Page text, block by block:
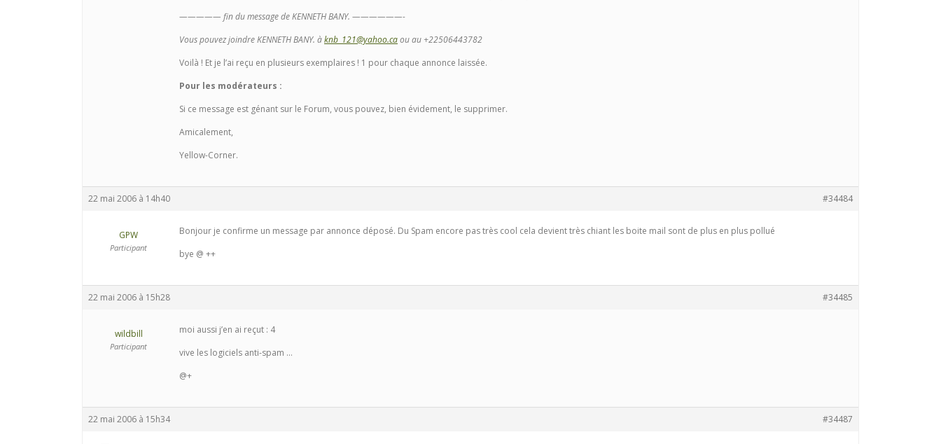
————— fin du message de KENNETH BANY. ——————-
Vous pouvez joindre KENNETH BANY. àknb_121@yahoo.caou au +22506443782
Voilà ! Et je l’ai reçu en plusieurs exemplaires ! 1 pour chaque annonce laissée.
Pour les modérateurs :
Si ce message est génant sur le Forum, vous pouvez, bien évidement, le supprimer.
Amicalement,
Yellow-Corner.
22 mai 2006 à 14h40 #34484
GPW
Participant
Bonjour je confirme un message par annonce déposé. Du Spam encore pas très cool cela devient très chiant les boite mail sont de plus en plus pollué
bye @ ++
22 mai 2006 à 15h28 #34485
wildbill
Participant
moi aussi j’en ai reçut : 4
vive les logiciels anti-spam …
@+
22 mai 2006 à 15h34 #34487